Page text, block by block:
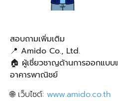
สอบถามเพิ่มเติม
📍 Amido Co., Ltd.
🏠 ผู้เชี่ยวชาญด้านการออกแบบ
อาคารพาณิชย์
🌐 เว็บไซต์: www.amido.co.th